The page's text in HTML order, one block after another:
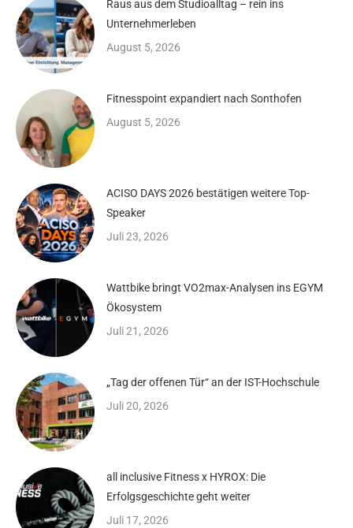
Raus aus dem Studioalltag – rein ins
Unternehmerleben
August 5, 2026
Fitnesspoint expandiert nach Sonthofen
August 5, 2026
ACISO DAYS 2026 bestätigen weitere Top-
Speaker
Juli 23, 2026
Wattbike bringt VO2max-Analysen ins EGYM
Ökosystem
Juli 21, 2026
„Tag der offenen Tür“ an der IST-Hochschule
Juli 20, 2026
all inclusive Fitness x HYROX: Die
Erfolgsgeschichte geht weiter
Juli 17, 2026